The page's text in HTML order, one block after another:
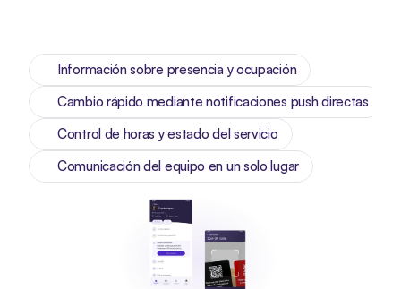
Información sobre presencia y ocupación
Cambio rápido mediante notificaciones push directas
Control de horas y estado del servicio
Comunicación del equipo en un solo lugar